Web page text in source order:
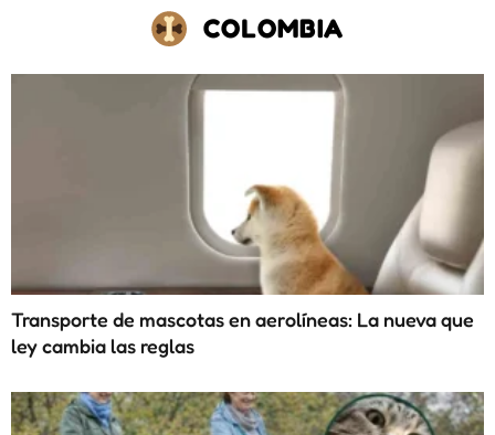
COLOMBIA
Transporte de mascotas en aerolíneas: La nueva que
ley cambia las reglas